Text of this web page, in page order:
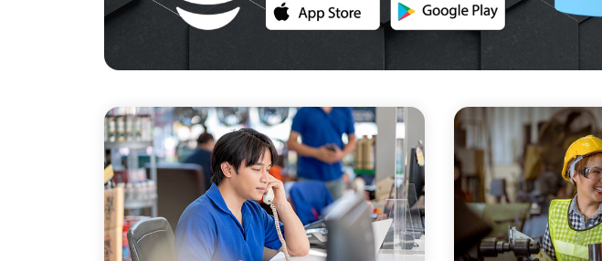
GỐI ĐỠ NTN
GỐI ĐỠ 2 NỬA NTN
PHỤ KIỆN NTN
MÁY GIA NHIỆT NTN